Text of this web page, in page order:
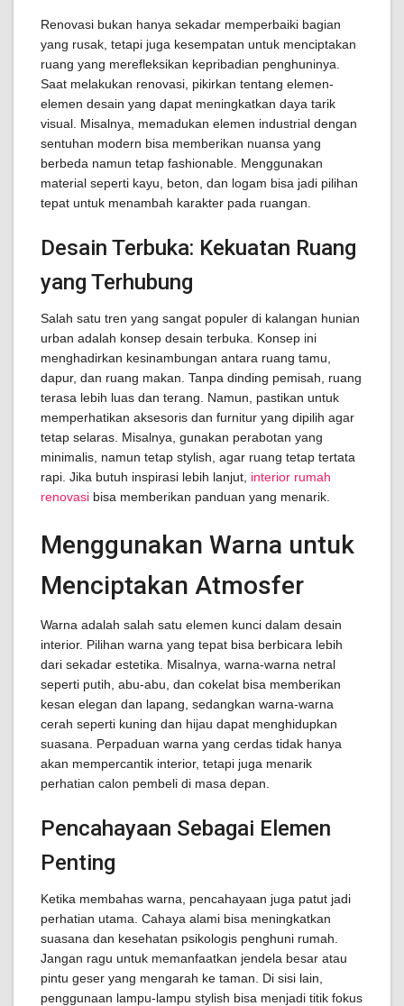
Renovasi bukan hanya sekadar memperbaiki bagian
yang rusak, tetapi juga kesempatan untuk menciptakan
ruang yang merefleksikan kepribadian penghuninya.
Saat melakukan renovasi, pikirkan tentang elemen-
elemen desain yang dapat meningkatkan daya tarik
visual. Misalnya, memadukan elemen industrial dengan
sentuhan modern bisa memberikan nuansa yang
berbeda namun tetap fashionable. Menggunakan
material seperti kayu, beton, dan logam bisa jadi pilihan
tepat untuk menambah karakter pada ruangan.
Desain Terbuka: Kekuatan Ruang
yang Terhubung
Salah satu tren yang sangat populer di kalangan hunian
urban adalah konsep desain terbuka. Konsep ini
menghadirkan kesinambungan antara ruang tamu,
dapur, dan ruang makan. Tanpa dinding pemisah, ruang
terasa lebih luas dan terang. Namun, pastikan untuk
memperhatikan aksesoris dan furnitur yang dipilih agar
tetap selaras. Misalnya, gunakan perabotan yang
minimalis, namun tetap stylish, agar ruang tetap tertata
rapi. Jika butuh inspirasi lebih lanjut, interior rumah
renovasi bisa memberikan panduan yang menarik.
Menggunakan Warna untuk
Menciptakan Atmosfer
Warna adalah salah satu elemen kunci dalam desain
interior. Pilihan warna yang tepat bisa berbicara lebih
dari sekadar estetika. Misalnya, warna-warna netral
seperti putih, abu-abu, dan cokelat bisa memberikan
kesan elegan dan lapang, sedangkan warna-warna
cerah seperti kuning dan hijau dapat menghidupkan
suasana. Perpaduan warna yang cerdas tidak hanya
akan mempercantik interior, tetapi juga menarik
perhatian calon pembeli di masa depan.
Pencahayaan Sebagai Elemen
Penting
Ketika membahas warna, pencahayaan juga patut jadi
perhatian utama. Cahaya alami bisa meningkatkan
suasana dan kesehatan psikologis penghuni rumah.
Jangan ragu untuk memanfaatkan jendela besar atau
pintu geser yang mengarah ke taman. Di sisi lain,
penggunaan lampu-lampu stylish bisa menjadi titik fokus